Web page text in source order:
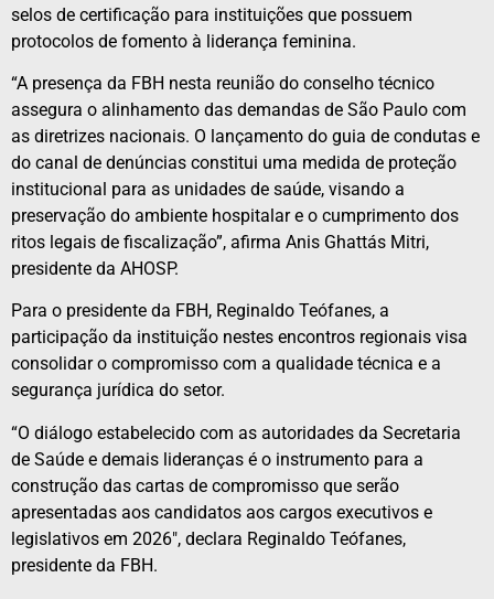
selos de certificação para instituições que possuem
protocolos de fomento à liderança feminina.
“A presença da FBH nesta reunião do conselho técnico
assegura o alinhamento das demandas de São Paulo com
as diretrizes nacionais. O lançamento do guia de condutas e
do canal de denúncias constitui uma medida de proteção
institucional para as unidades de saúde, visando a
preservação do ambiente hospitalar e o cumprimento dos
ritos legais de fiscalização”, afirma Anis Ghattás Mitri,
presidente da AHOSP.
Para o presidente da FBH, Reginaldo Teófanes, a
participação da instituição nestes encontros regionais visa
consolidar o compromisso com a qualidade técnica e a
segurança jurídica do setor.
“O diálogo estabelecido com as autoridades da Secretaria
de Saúde e demais lideranças é o instrumento para a
construção das cartas de compromisso que serão
apresentadas aos candidatos aos cargos executivos e
legislativos em 2026″, declara Reginaldo Teófanes,
presidente da FBH.